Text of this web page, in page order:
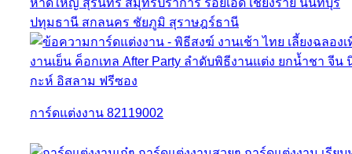
การ์ดแต่งงาน 82119002